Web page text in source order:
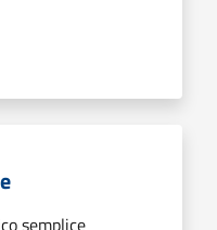
semplice